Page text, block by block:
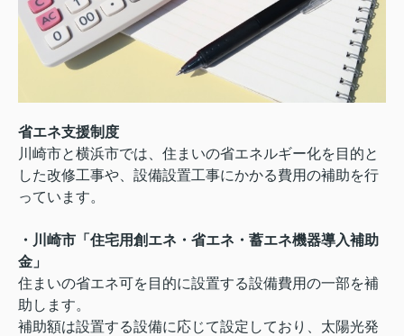
省エネ支援制度
川崎市と横浜市では、住まいの省エネルギー化を目的と
した改修工事や、設備設置工事にかかる費用の補助を行
っています。
・川崎市「住宅用創エネ・省エネ・蓄エネ機器導入補助
金」
住まいの省エネ可を目的に設置する設備費用の一部を補
助します。
補助額は設置する設備に応じて設定しており、太陽光発